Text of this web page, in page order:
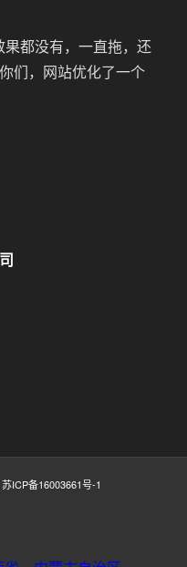
都没有，一直拖，还
们，网站优化了一个
苏ICP备16003661号-1